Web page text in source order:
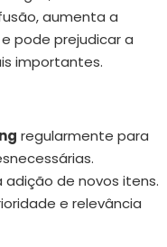
aumenta a
pode prejudicar a
importantes.
regularmente para
adição de novos itens.
e relevância